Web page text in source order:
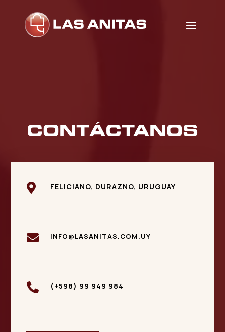
CONTÁCTANOS
 FELICIANO, DURAZNO, URUGUAY
 INFO@LASANITAS.COM.UY
 (+598) 99 949 984